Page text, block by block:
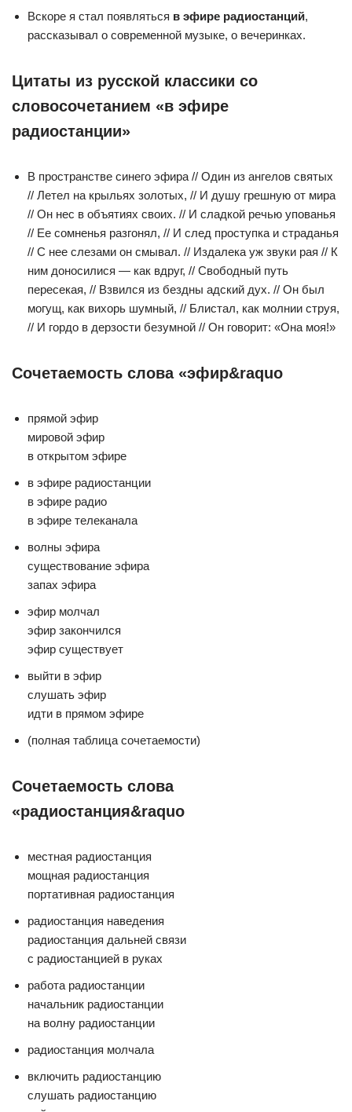
Вскоре я стал появляться в эфире радиостанций,
рассказывал о современной музыке, о вечеринках.
Цитаты из русской классики со
словосочетанием «в эфире
радиостанции»
В пространстве синего эфира // Один из ангелов святых
// Летел на крыльях золотых, // И душу грешную от мира
// Он нес в объятиях своих. // И сладкой речью упованья
// Ее сомненья разгонял, // И след проступка и страданья
// С нее слезами он смывал. // Издалека уж звуки рая // К
ним доносилися — как вдруг, // Свободный путь
пересекая, // Взвился из бездны адский дух. // Он был
могущ, как вихорь шумный, // Блистал, как молнии струя,
// И гордо в дерзости безумной // Он говорит: «Она моя!»
Сочетаемость слова «эфир&raquo
прямой эфир
мировой эфир
в открытом эфире
в эфире радиостанции
в эфире радио
в эфире телеканала
волны эфира
существование эфира
запах эфира
эфир молчал
эфир закончился
эфир существует
выйти в эфир
слушать эфир
идти в прямом эфире
(полная таблица сочетаемости)
Сочетаемость слова
«радиостанция&raquo
местная радиостанция
мощная радиостанция
портативная радиостанция
радиостанция наведения
радиостанция дальней связи
с радиостанцией в руках
работа радиостанции
начальник радиостанции
на волну радиостанции
радиостанция молчала
включить радиостанцию
слушать радиостанцию